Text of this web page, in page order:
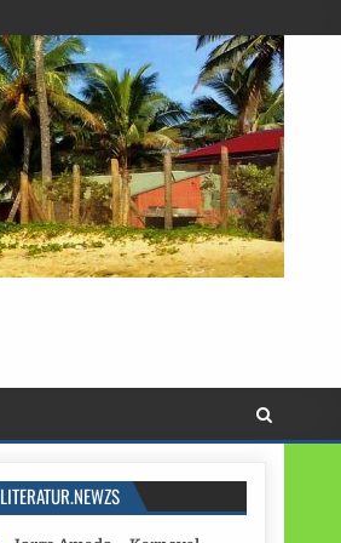
LITERATUR.NEWZS